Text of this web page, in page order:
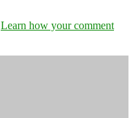
Learn how your comment